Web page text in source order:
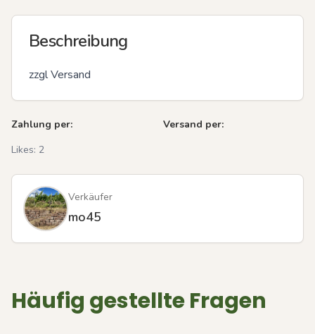
Beschreibung
zzgl Versand
Zahlung per:
Versand per:
Likes: 2
Verkäufer
mo45
Häufig gestellte Fragen